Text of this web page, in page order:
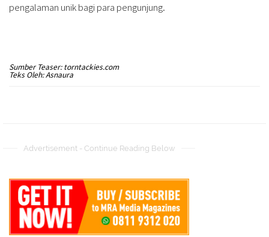
pengalaman unik bagi para pengunjung.
Sumber Teaser: torntackies.com
Teks Oleh: Asnaura
Advertisement - Continue Reading Below